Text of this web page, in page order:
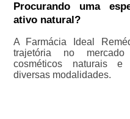
Procurando uma
ativo natural?
A Farmácia Ideal
trajetória no
cosméticos naturais e
diversas modalidades.